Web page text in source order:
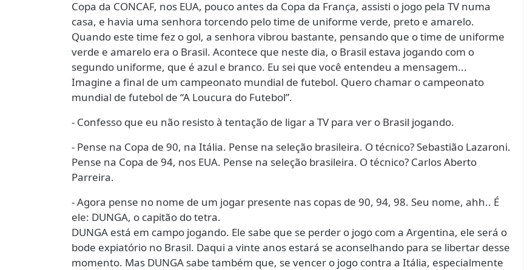
Copa da CONCAF, nos EUA, pouco antes da Copa da França, assisti o jogo pela TV numa
casa, e havia uma senhora torcendo pelo time de uniforme verde, preto e amarelo.
Quando este time fez o gol, a senhora vibrou bastante, pensando que o time de uniforme
verde e amarelo era o Brasil. Acontece que neste dia, o Brasil estava jogando com o
segundo uniforme, que é azul e branco. Eu sei que você entendeu a mensagem...
Imagine a final de um campeonato mundial de futebol. Quero chamar o campeonato
mundial de futebol de “A Loucura do Futebol”.
- Confesso que eu não resisto à tentação de ligar a TV para ver o Brasil jogando.
- Pense na Copa de 90, na Itália. Pense na seleção brasileira. O técnico? Sebastião Lazaroni.
Pense na Copa de 94, nos EUA. Pense na seleção brasileira. O técnico? Carlos Aberto
Parreira.
- Agora pense no nome de um jogar presente nas copas de 90, 94, 98. Seu nome, ahh.. É
ele: DUNGA, o capitão do tetra.
DUNGA está em campo jogando. Ele sabe que se perder o jogo com a Argentina, ele será o
bode expiatório no Brasil. Daqui a vinte anos estará se aconselhando para se libertar desse
momento. Mas DUNGA sabe também que, se vencer o jogo contra a Itália, especialmente